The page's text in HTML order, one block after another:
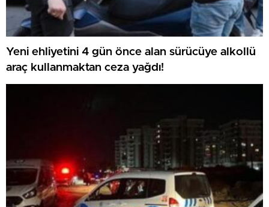
Yeni ehliyetini 4 gün önce alan sürücüye alkollü
araç kullanmaktan ceza yağdı!